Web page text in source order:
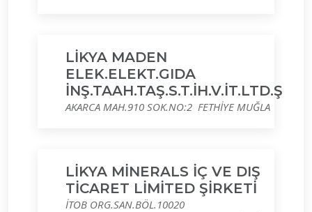
LİKYA MADEN
ELEK.ELEKT.GIDA
İNŞ.TAAH.TAŞ.S.T.İH.V.İT.LTD.Ş
AKARCA MAH.910 SOK.NO:2 FETHİYE MUĞLA
LİKYA MİNERALS İÇ VE DIŞ
TİCARET LİMİTED ŞİRKETİ
İTOB ORG.SAN.BÖL.10020